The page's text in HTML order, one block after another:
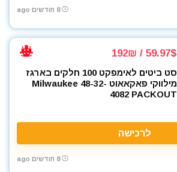
8 חודשים ago
59.97$ / 192₪
סט ביטים לאימפקט 100 חלקים בארגז
מילווקי פאקאאוט Milwaukee 48-32-
4082 PACKOUT
לרכישה
8 חודשים ago